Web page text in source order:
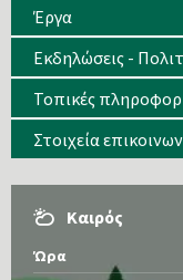
Έργα
Εκδηλώσεις -
Τοπικές
Στοιχεία
Καιρός
Ώρα